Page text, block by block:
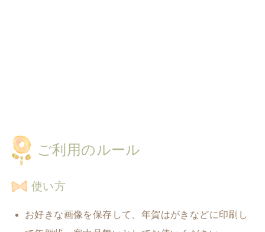
ご利用のルール
使い方
お好きな画像を保存して、年賀はがきなどに印刷し